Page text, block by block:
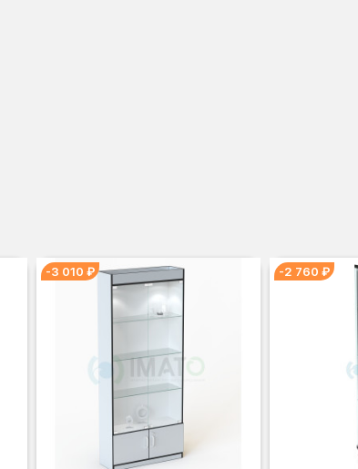
-3 010 ₽ -2 760 ₽